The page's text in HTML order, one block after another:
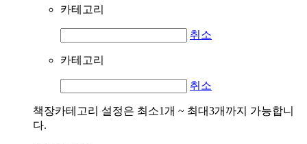
카테고리
취소
카테고리
취소
책장카테고리 설정은 최소1개 ~ 최대3개까지 가능합니
다.